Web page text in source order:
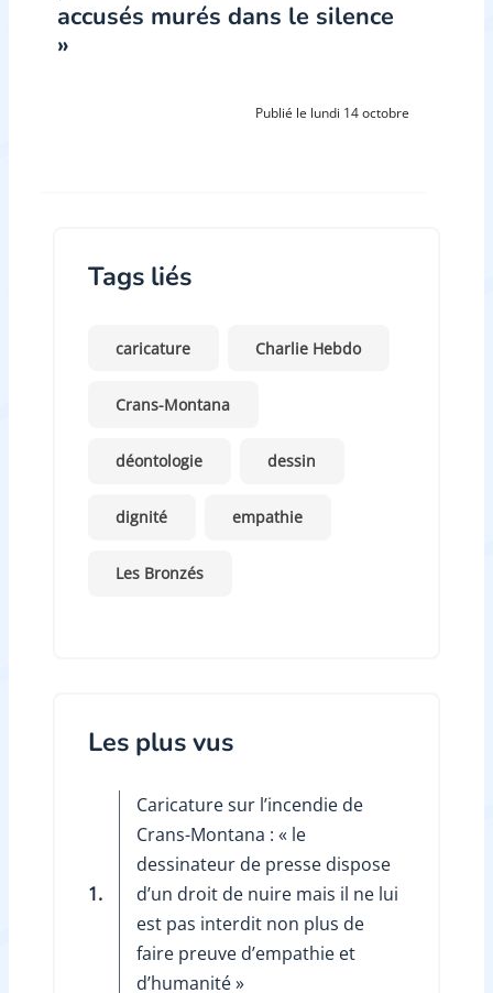
accusés murés dans le silence
»
Publié le lundi 14 octobre
Tags liés
caricature Charlie Hebdo
Crans-Montana
déontologie dessin
dignité empathie
Les Bronzés
Les plus vus
1.
Caricature sur l’incendie de
Crans-Montana : « le
dessinateur de presse dispose
d’un droit de nuire mais il ne lui
est pas interdit non plus de
faire preuve d’empathie et
d’humanité »